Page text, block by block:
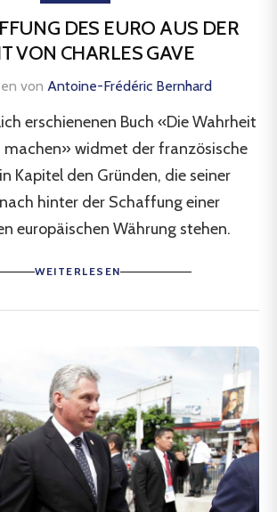
DES EURO AUS DER
VON CHARLES GAVE
von Antoine-Frédéric Bernhard
erschienenen Buch «Die Wahrheit
machen» widmet der französische
Kapitel den Gründen, die seiner
hinter der Schaffung einer
europäischen Währung stehen.
WEITERLESEN